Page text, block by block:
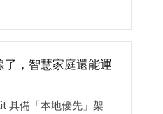
了，智慧家庭還能運
具備「本地優先」架